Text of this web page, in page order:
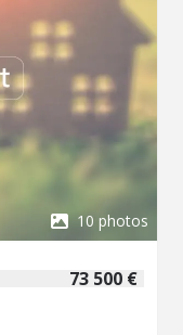
10 photos
73 500 €